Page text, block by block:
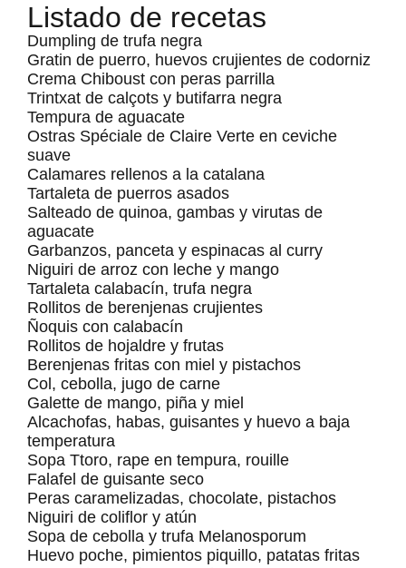
Listado de recetas
Dumpling de trufa negra
Gratin de puerro, huevos crujientes de codorniz
Crema Chiboust con peras parrilla
Trintxat de calçots y butifarra negra
Tempura de aguacate
Ostras Spéciale de Claire Verte en ceviche
suave
Calamares rellenos a la catalana
Tartaleta de puerros asados
Salteado de quinoa, gambas y virutas de
aguacate
Garbanzos, panceta y espinacas al curry
Niguiri de arroz con leche y mango
Tartaleta calabacín, trufa negra
Rollitos de berenjenas crujientes
Ñoquis con calabacín
Rollitos de hojaldre y frutas
Berenjenas fritas con miel y pistachos
Col, cebolla, jugo de carne
Galette de mango, piña y miel
Alcachofas, habas, guisantes y huevo a baja
temperatura
Sopa Ttoro, rape en tempura, rouille
Falafel de guisante seco
Peras caramelizadas, chocolate, pistachos
Niguiri de coliflor y atún
Sopa de cebolla y trufa Melanosporum
Huevo poche, pimientos piquillo, patatas fritas